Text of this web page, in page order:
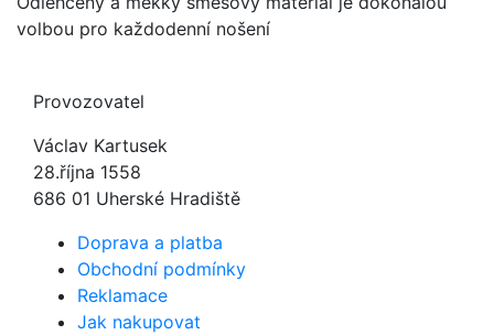
volbou pro každodenní nošení
Provozovatel
Václav Kartusek
28.října 1558
686 01 Uherské Hradiště
Doprava a platba
Obchodní podmínky
Reklamace
Jak nakupovat